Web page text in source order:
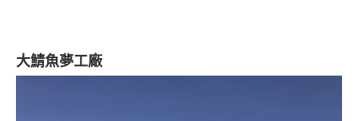
大鯖魚夢工廠